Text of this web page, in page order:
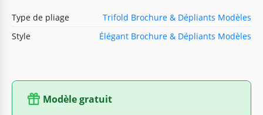
Type de pliage
Trifold Brochure & Dépliants Modèles
Style
Élégant Brochure & Dépliants Modèles
Modèle gratuit